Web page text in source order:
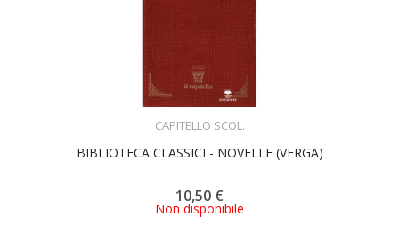
CAPITELLO SCOL.
BIBLIOTECA CLASSICI - NOVELLE (VERGA)
10,50 €
Non disponibile